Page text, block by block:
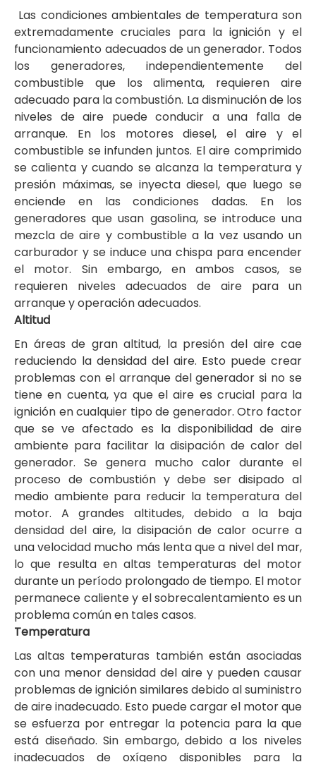
Las condiciones ambientales de temperatura son
extremadamente cruciales para la ignición y el
funcionamiento adecuados de un generador. Todos
los generadores, independientemente del
combustible que los alimenta, requieren aire
adecuado para la combustión. La disminución de los
niveles de aire puede conducir a una falla de
arranque. En los motores diesel, el aire y el
combustible se infunden juntos. El aire comprimido
se calienta y cuando se alcanza la temperatura y
presión máximas, se inyecta diesel, que luego se
enciende en las condiciones dadas. En los
generadores que usan gasolina, se introduce una
mezcla de aire y combustible a la vez usando un
carburador y se induce una chispa para encender
el motor. Sin embargo, en ambos casos, se
requieren niveles adecuados de aire para un
arranque y operación adecuados.
Altitud
En áreas de gran altitud, la presión del aire cae
reduciendo la densidad del aire. Esto puede crear
problemas con el arranque del generador si no se
tiene en cuenta, ya que el aire es crucial para la
ignición en cualquier tipo de generador. Otro factor
que se ve afectado es la disponibilidad de aire
ambiente para facilitar la disipación de calor del
generador. Se genera mucho calor durante el
proceso de combustión y debe ser disipado al
medio ambiente para reducir la temperatura del
motor. A grandes altitudes, debido a la baja
densidad del aire, la disipación de calor ocurre a
una velocidad mucho más lenta que a nivel del mar,
lo que resulta en altas temperaturas del motor
durante un período prolongado de tiempo. El motor
permanece caliente y el sobrecalentamiento es un
problema común en tales casos.
Temperatura
Las altas temperaturas también están asociadas
con una menor densidad del aire y pueden causar
problemas de ignición similares debido al suministro
de aire inadecuado. Esto puede cargar el motor que
se esfuerza por entregar la potencia para la que
está diseñado. Sin embargo, debido a los niveles
inadecuados de oxígeno disponibles para la